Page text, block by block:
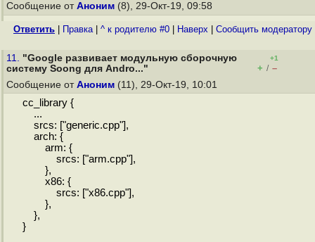
Сообщение от Аноним (8), 29-Окт-19, 09:58
Ответить Правка| ^ к родителю #0 Наверх Cообщить модератору
11. "Google развивает модульную сборочную
систему Soong для Andro..."
+1
+ / –
Сообщение от Аноним (11), 29-Окт-19, 10:01
cc_library {
...
srcs: ["generic.cpp"],
arch: {
arm: {
srcs: ["arm.cpp"],
},
x86: {
srcs: ["x86.cpp"],
},
},
}